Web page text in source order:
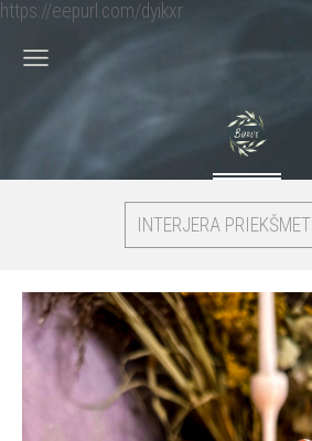
https://eepurl.com/dyikxr
INTERJERA PRIEKŠMETI